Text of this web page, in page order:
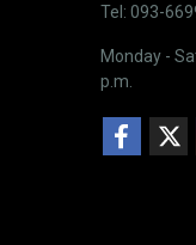
Tel: 093-
Monday -
p.m.